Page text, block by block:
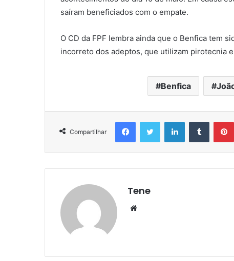
saíram beneficiados com o empate.
O CD da FPF lembra ainda que o Benfica tem
incorreto dos adeptos, que utilizam pirotecnia
Benfica
Compartilhar
FacebookTwitter LinkedinTumblr
Tene
Website